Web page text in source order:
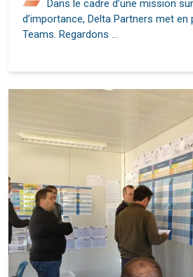
Dans le cadre d’une mission
d’importance, Delta Partners met en
Teams. Regardons …